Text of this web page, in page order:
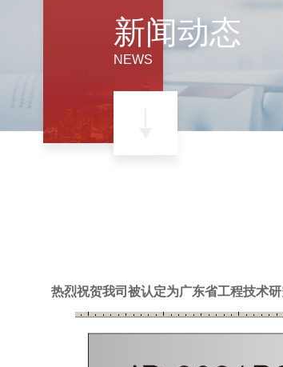
新闻动态
NEWS
热烈祝贺我司被认定为广东省工程技术